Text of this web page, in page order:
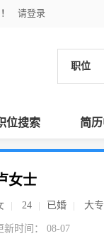
请登录
职位
位搜索 简
女士
24 已婚 大专
新时间： 08-07